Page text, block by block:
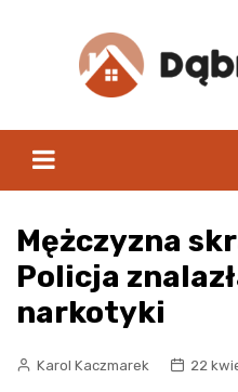
Mężczyzna
Policja
narkotyki
Karol Kaczmarek 22